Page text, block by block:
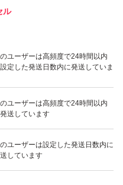
.:*・゜ .。.:*・゜
ユーザーは高頻度で24時間以内
定した発送日数内に発送していま
ユーザーは高頻度で24時間以内
送しています
ユーザーは設定した発送日数内に
しています
ル
いいね！
2,200